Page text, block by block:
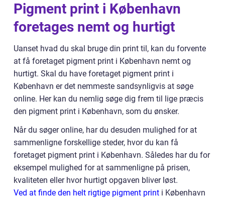
Pigment print i København
foretages nemt og hurtigt
Uanset hvad du skal bruge din print til, kan du forvente
at få foretaget pigment print i København nemt og
hurtigt. Skal du have foretaget pigment print i
København er det nemmeste sandsynligvis at søge
online. Her kan du nemlig søge dig frem til lige præcis
den pigment print i København, som du ønsker.
Når du søger online, har du desuden mulighed for at
sammenligne forskellige steder, hvor du kan få
foretaget pigment print i København. Således har du for
eksempel mulighed for at sammenligne på prisen,
kvaliteten eller hvor hurtigt opgaven bliver løst.
Ved at finde den helt rigtige pigment print i København